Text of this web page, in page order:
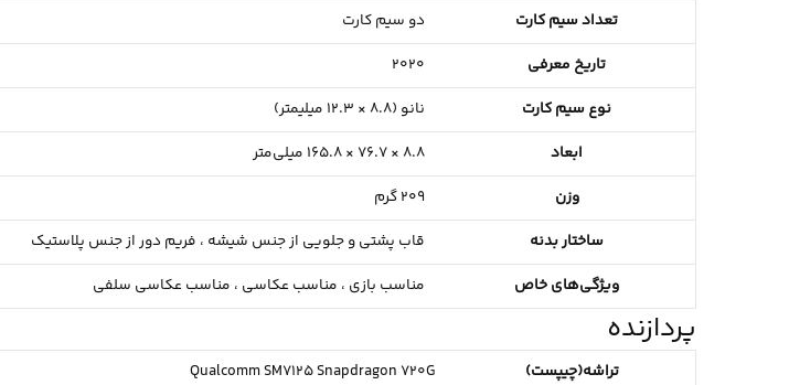
تعداد سیم کارت
دو سیم کارت
تاریخ معرفی
2020
نوع سیم کارت
نانو (8.8 × 12.3 میلیمتر)
ابعاد
8.8 × 76.7 × 165.8 میلی‌متر
وزن
209 گرم
ساختار بدنه
قاب پشتی و جلویی از جنس شیشه ، فریم دور از جنس پلاستیک
ویژگی‌های خاص
مناسب بازی ، مناسب عکاسی ، مناسب عکاسی سلفی
پردازنده
تراشه(چیپست)
Qualcomm SM7125 Snapdragon 720G